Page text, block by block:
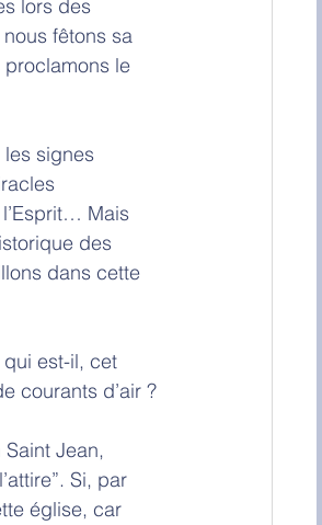
lors des
fêtons sa
le
signes
Mais
des
dans cette
qui est-il, cet
courants d’air ?
Jean,
Si, par
église, car